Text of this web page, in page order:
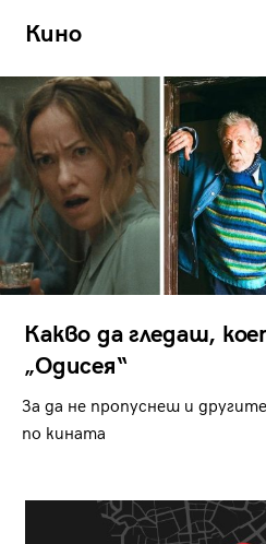
Кино
Какво да гледаш,
„Одисея“
За да не пропуснеш и
по кината